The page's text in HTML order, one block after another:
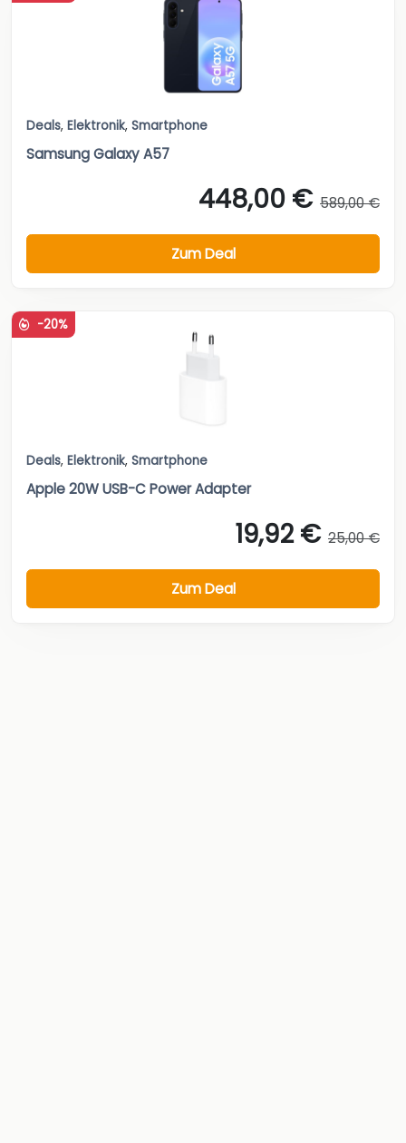
Deals, Elektronik, Smartphone
Samsung Galaxy A57
448,00 € 589,00 €
Zum Deal
-20%
Deals, Elektronik, Smartphone
Apple 20W USB-C Power Adapter
19,92 € 25,00 €
Zum Deal